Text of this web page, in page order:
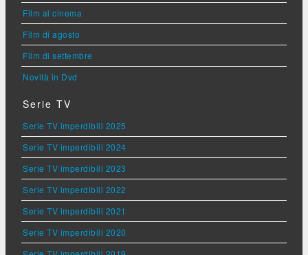
Film al cinema
Film di agosto
Film di settembre
Novità in Dvd
Serie TV
Serie TV imperdibili 2025
Serie TV imperdibili 2024
Serie TV imperdibili 2023
Serie TV imperdibili 2022
Serie TV imperdibili 2021
Serie TV imperdibili 2020